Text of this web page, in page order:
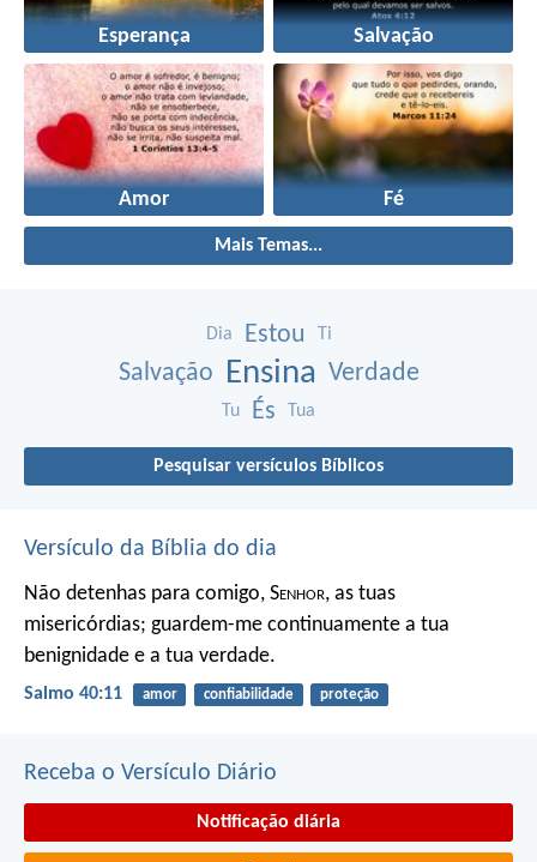
Esperança Salvação
Amor Fé
Mais Temas...
Dia Estou Ti
Salvação Ensina Verdade
Tu És Tua
Pesquisar versículos Bíblicos
Versículo da Bíblia do dia
Não detenhas para comigo, Senhor, as tuas
misericórdias; guardem-me continuamente a tua
benignidade e a tua verdade.
Salmo 40:11 amor confiabilidade proteção
Receba o Versículo Diário
Notificação diária